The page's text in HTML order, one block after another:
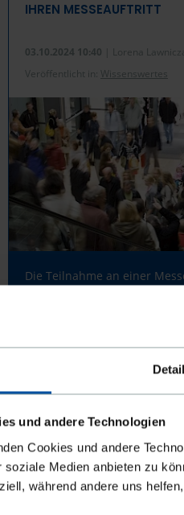
und andere Technologien
Cookies und andere
Medien anbieten zu
während andere uns
IHREN MESSEAUFTRITT
03.10.2024 10:40
| Lorena
Veröffentlicht in: Wissenswertes
Die Teilnahme an einer
dabei helfen.
ZIELKUNDENANALYSE IN
FINDEN SIE IHRE
17.09.2024 10:47| Lorena